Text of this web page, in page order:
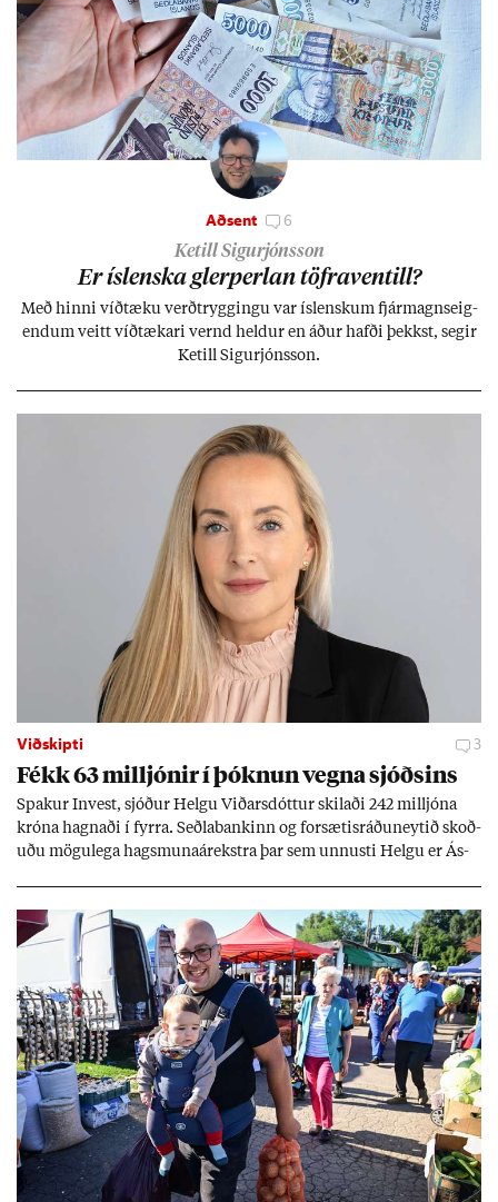
Aðsent 6
Ketill Sigurjónsson
Er ís­lenska glerperl­an töfra­ventill?
Með hinni víð­tæku verð­trygg­ingu var ís­lensk­um fjár­magns­eig­
end­um veitt víð­tæk­ari vernd held­ur en áð­ur hafði þekkst, seg­ir
Ketill Sig­ur­jóns­son.
Viðskipti 3
Fékk 63 millj­ón­ir í þókn­un vegna sjóðs­ins
Spak­ur In­vest, sjóð­ur Helgu Við­ars­dótt­ur skil­aði 242 millj­óna
króna hagn­aði í fyrra. Seðla­bank­inn og for­sæt­is­ráðu­neyt­ið skoð­
uðu mögu­lega hags­muna­árekstra þar sem unnusti Helgu er Ás­